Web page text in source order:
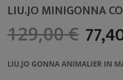
LIU.JO MINIGONNA
129,00 €
LIU.JO GONNA ANIMALIER IN